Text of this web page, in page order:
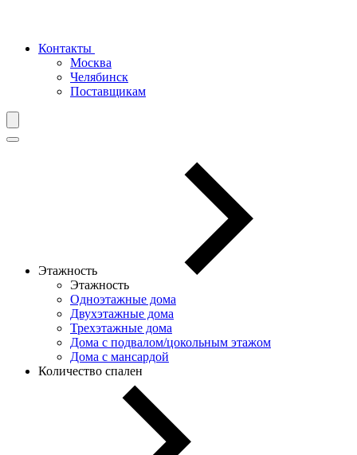
Контакты
Москва
Челябинск
Поставщикам
Этажность
Этажность
Одноэтажные дома
Двухэтажные дома
Трехэтажные дома
Дома с подвалом/цокольным этажом
Дома с мансардой
Количество спален